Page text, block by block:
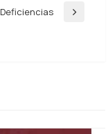
Entrada
Deficiencias